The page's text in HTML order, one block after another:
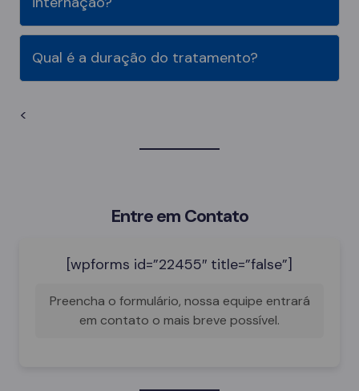
Qual é a duração do tratamento?
<
Entre em Contato
[wpforms id=”22455″ title=”false”]
Preencha o formulário, nossa equipe entrará
em contato o mais breve possível.